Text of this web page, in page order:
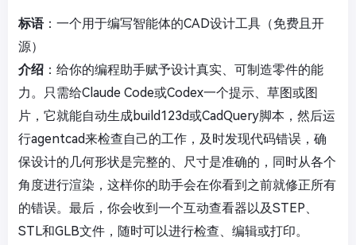
标语：一个用于编写智能体的CAD设计工具（免费且开
源）
介绍 ：给你的编程助手赋予设计真实、可制造零件的能
力。只需给Claude Code或Codex一个提示、草图或图
片，它就能自动生成build123d或CadQuery脚本，然后运
行agentcad来检查自己的工作，及时发现代码错误，确
保设计的几何形状是完整的、尺寸是准确的，同时从各个
角度进行渲染，这样你的助手会在你看到之前就修正所有
的错误。最后，你会收到一个互动查看器以及STEP、
STL和GLB文件，随时可以进行检查、编辑或打印。